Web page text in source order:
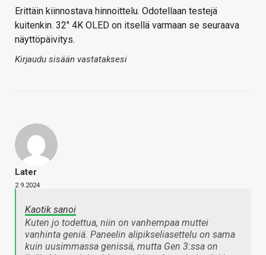
Erittäin kiinnostava hinnoittelu. Odotellaan testejä
kuitenkin. 32″ 4K OLED on itsellä varmaan se seuraava
näyttöpäivitys.
Kirjaudu sisään vastataksesi
Later
2.9.2024
Kaotik sanoi
Kuten jo todettua, niin on vanhempaa muttei
vanhinta geniä. Paneelin alipikseliasettelu on sama
kuin uusimmassa genissä, mutta Gen 3:ssa on